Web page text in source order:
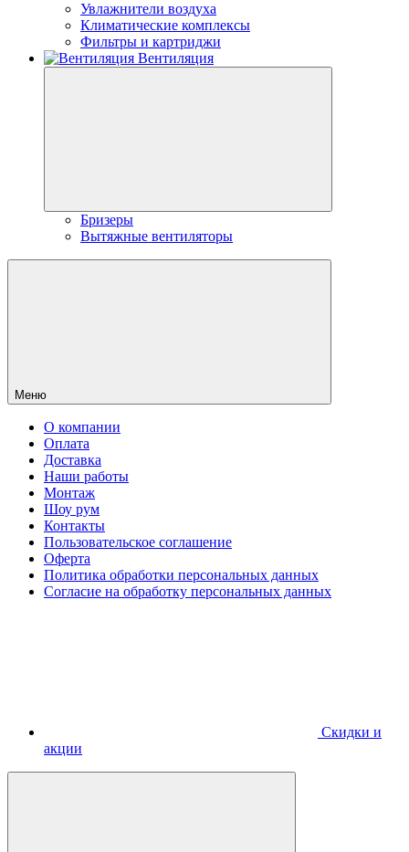
Увлажнители воздуха
Климатические комплексы
Фильтры и картриджи
Вентиляция
Бризеры
Вытяжные вентиляторы
Меню
О компании
Оплата
Доставка
Наши работы
Монтаж
Шоу рум
Контакты
Пользовательское соглашение
Оферта
Политика обработки персональных данных
Согласие на обработку персональных данных
Скидки и
акции